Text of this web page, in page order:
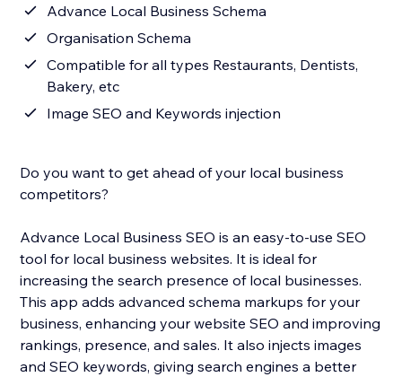
Advance Local Business Schema
Organisation Schema
Compatible for all types Restaurants, Dentists,
Bakery, etc
Image SEO and Keywords injection
Do you want to get ahead of your local business
competitors?
Advance Local Business SEO is an easy-to-use SEO
tool for local business websites. It is ideal for
increasing the search presence of local businesses.
This app adds advanced schema markups for your
business, enhancing your website SEO and improving
rankings, presence, and sales. It also injects images
and SEO keywords, giving search engines a better